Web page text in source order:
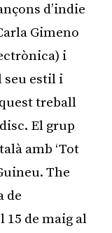
d’indie
Gimeno
i
seu estil i
treball
El grup
amb ‘Tot
The
de
15 de maig al